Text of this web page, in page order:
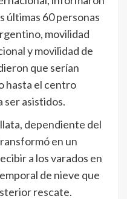
últimas 60 personas
movilidad
y movilidad de
que serían
hasta el centro
ser asistidos.
dependiente del
en un
a los varados en
de nieve que
rescate.